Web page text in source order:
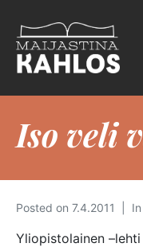
Iso veli
Posted on 7.4.2011 In
Yliopistolainen –lehti